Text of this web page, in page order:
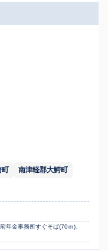
町
南津軽郡大鰐町
年金事務所すぐそば(70ｍ)、